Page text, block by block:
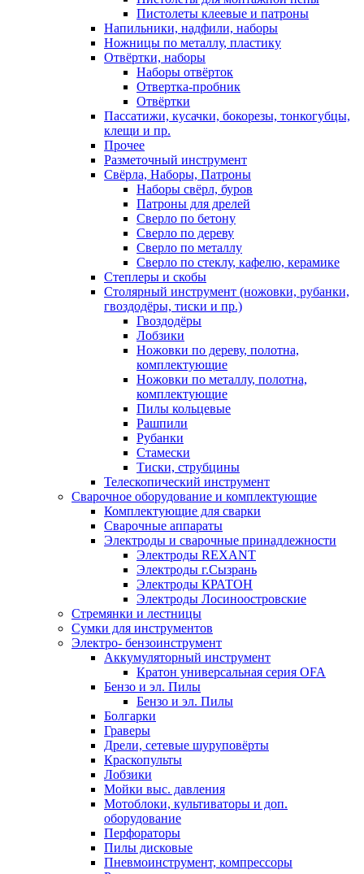
Пистолеты клеевые и патроны
Напильники, надфили, наборы
Ножницы по металлу, пластику
Отвёртки, наборы
Наборы отвёрток
Отвертка-пробник
Отвёртки
Пассатижи, кусачки, бокорезы, тонкогубцы,
клещи и пр.
Прочее
Разметочный инструмент
Свёрла, Наборы, Патроны
Наборы свёрл, буров
Патроны для дрелей
Сверло по бетону
Сверло по дереву
Сверло по металлу
Сверло по стеклу, кафелю, керамике
Степлеры и скобы
Столярный инструмент (ножовки, рубанки,
гвоздодёры, тиски и пр.)
Гвоздодёры
Лобзики
Ножовки по дереву, полотна,
комплектующие
Ножовки по металлу, полотна,
комплектующие
Пилы кольцевые
Рашпили
Рубанки
Стамески
Тиски, струбцины
Телескопический инструмент
Сварочное оборудование и комплектующие
Комплектующие для сварки
Сварочные аппараты
Электроды и сварочные принадлежности
Электроды REXANT
Электроды г.Сызрань
Электроды КРАТОН
Электроды Лосиноостровские
Стремянки и лестницы
Сумки для инструментов
Электро- бензоинструмент
Аккумуляторный инструмент
Кратон универсальная серия OFA
Бензо и эл. Пилы
Бензо и эл. Пилы
Болгарки
Граверы
Дрели, сетевые шуруповёрты
Краскопульты
Лобзики
Мойки выс. давления
Мотоблоки, культиваторы и доп.
оборудование
Перфораторы
Пилы дисковые
Пневмоинструмент, компрессоры